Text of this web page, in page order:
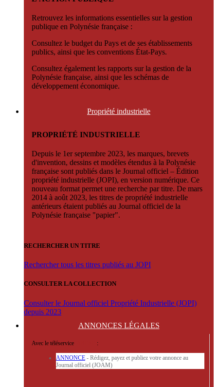
Retrouvez les informations essentielles sur la gestion
publique en Polynésie française :
Consultez le budget du Pays et de ses établissements
publics, ainsi que les conventions État-Pays.
Consultez également les rapports sur la gestion de la
Polynésie française, ainsi que les schémas de
développement économique.
Propriété industrielle
PROPRIÉTÉ INDUSTRIELLE
Depuis le 1er septembre 2023, les marques, brevets
d'invention, dessins et modèles étendus à la Polynésie
française sont publiés dans le Journal officiel – Édition
propriété industrielle (JOPI), en version numérique. Ce
nouveau format permet une recherche par titre. De mars
2014 à août 2023, les titres de propriété industrielle
antérieurs étaient publiés au Journal officiel de la
Polynésie française "papier".
RECHERCHER UN TITRE
Rechercher tous les titres publiés au JOPI
CONSULTER LA COLLECTION
Consulter le Journal officiel Propriété Industrielle (JOPI)
depuis 2023
ANNONCES LÉGALES
Avec le téléservice :
ANNONCE - Rédigez, payez et publiez votre annonce au
Journal officiel (JOAM)